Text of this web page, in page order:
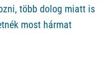
több dolog miatt is
most hármat